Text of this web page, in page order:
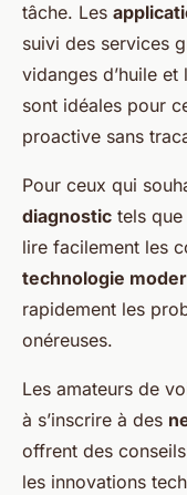
tâche. Les
suivi des services
vidanges d’huile
sont idéales pour
proactive sans
Pour ceux qui
diagnostic tels
lire facilement les
technologie
rapidement les
onéreuses.
Les amateurs de
à s’inscrire à des
offrent des
les innovations